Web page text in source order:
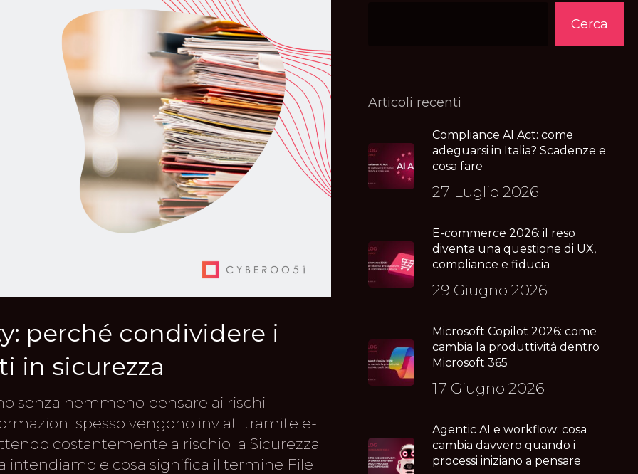
perché condividere i
in sicurezza
senza nemmeno pensare ai rischi
spesso vengono inviati tramite e-
costantemente a rischio la Sicurezza
intendiamo e cosa significa il termine File
Cerca
Articoli recenti
Compliance AI Act: come
adeguarsi in Italia? Scadenze e
cosa fare
27 Luglio 2026
E-commerce 2026: il reso
diventa una questione di UX,
compliance e fiducia
29 Giugno 2026
Microsoft Copilot 2026: come
cambia la produttività dentro
Microsoft 365
17 Giugno 2026
Agentic AI e workflow: cosa
cambia davvero quando i
processi iniziano a pensare